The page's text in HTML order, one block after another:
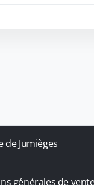
générales de